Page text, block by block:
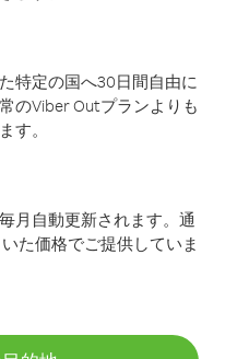
特定の国へ30日間自由に
のViber Outプランよりも
す。
月自動更新されます。通
た価格でご提供していま